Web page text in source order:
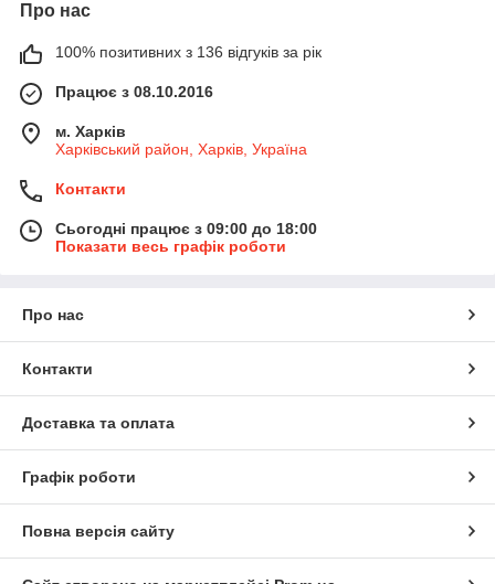
Про нас
100% позитивних з 136 відгуків за рік
Працює з 08.10.2016
м. Харків
Харківський район, Харків, Україна
Контакти
Сьогодні працює з 09:00 до 18:00
Показати весь графік роботи
Про нас
Контакти
Доставка та оплата
Графік роботи
Повна версія сайту